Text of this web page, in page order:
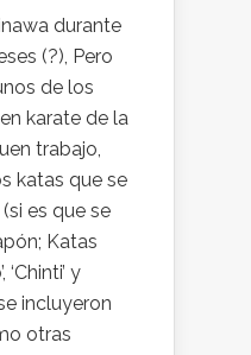
durante
(?), Pero
de los
karate de la
trabajo,
katas que se
es que se
Katas
y
incluyeron
otras